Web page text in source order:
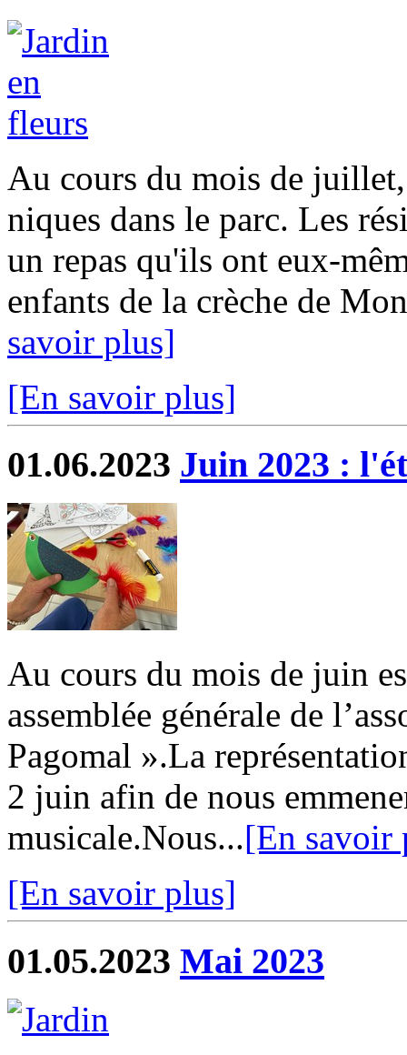
Au cours du mois de
niques dans le parc. Les
un repas qu'ils ont eux-
enfants de la crèche de
savoir plus]
[En savoir plus]
01.06.2023 Juin 2023 :
Au cours du mois de juin
assemblée générale de
Pagomal ».La
2 juin afin de nous
musicale.Nous...[En savoir
[En savoir plus]
01.05.2023 Mai 2023